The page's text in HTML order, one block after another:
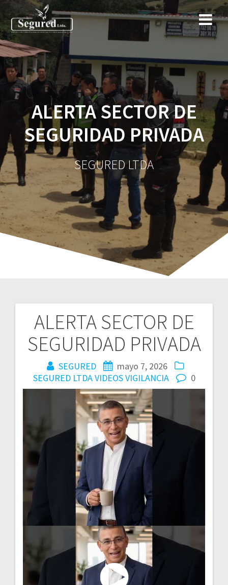
Saltar
al
contenido
ALERTA SECTOR DE
SEGURIDAD PRIVADA
SEGURED LTDA
ALERTA SECTOR DE
SEGURIDAD PRIVADA
SEGURED
mayo 7, 2026
SEGURED LTDAVIDEOSVIGILANCIA 0
Navegación
de
entradas